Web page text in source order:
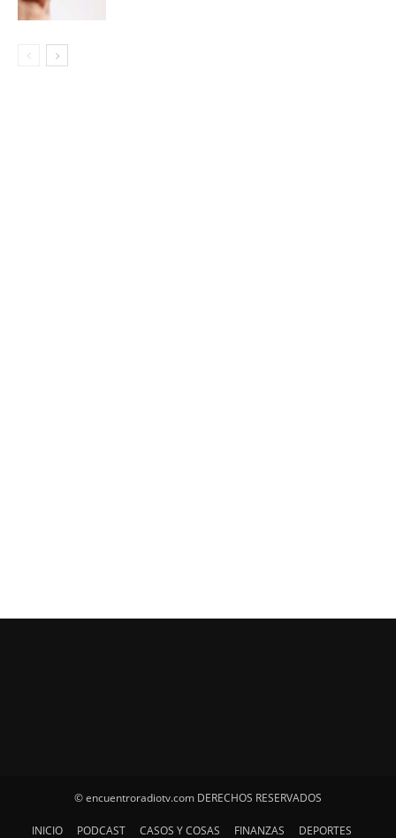
© encuentroradiotv.com DERECHOS RESERVADOS
INICIO PODCAST CASOS Y COSAS FINANZAS DEPORTES